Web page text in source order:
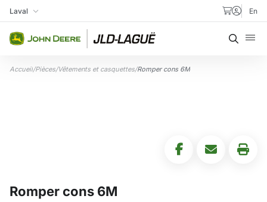
Aller au contenu
Ma succursale
Laval En
Accueil/Pièces/Vêtements et casquettes/Romper cons 6M
Romper cons 6M